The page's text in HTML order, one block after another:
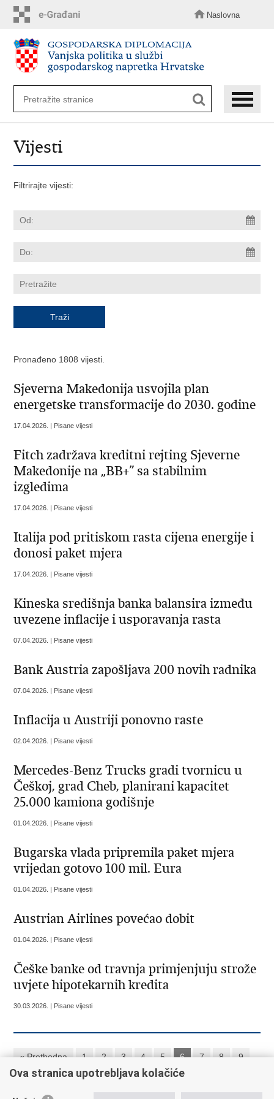
sadržaj
Naslovna
Vijesti
Filtrirajte vijesti:
Pronađeno 1808 vijesti.
Sjeverna Makedonija usvojila plan
energetske transformacije do 2030. godine
17.04.2026. | Pisane vijesti
Fitch zadržava kreditni rejting Sjeverne
Makedonije na „BB+” sa stabilnim
izgledima
17.04.2026. | Pisane vijesti
Italija pod pritiskom rasta cijena energije i
donosi paket mjera
17.04.2026. | Pisane vijesti
Kineska središnja banka balansira između
uvezene inflacije i usporavanja rasta
07.04.2026. | Pisane vijesti
Bank Austria zapošljava 200 novih radnika
07.04.2026. | Pisane vijesti
Inflacija u Austriji ponovno raste
02.04.2026. | Pisane vijesti
Mercedes-Benz Trucks gradi tvornicu u
Češkoj, grad Cheb, planirani kapacitet
25.000 kamiona godišnje
01.04.2026. | Pisane vijesti
Bugarska vlada pripremila paket mjera
vrijedan gotovo 100 mil. Eura
01.04.2026. | Pisane vijesti
Austrian Airlines povećao dobit
01.04.2026. | Pisane vijesti
Češke banke od travnja primjenjuju strože
uvjete hipotekarnih kredita
30.03.2026. | Pisane vijesti
« Prethodna 1 2 3 4 5 6 7 8
9
10
Sljedeća » »»
Ova stranica upotrebljava kolačiće